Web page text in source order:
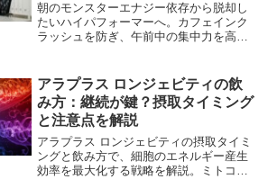
朝のモンスターエナジー依存から脱却し
たいハイパフォーマーへ。カフェインク
ラッシュを防ぎ、午前中の集中力を高め
アラプラス ロンジェビティの飲
み方：継続が鍵？摂取タイミング
と注意点を解説
アラプラス ロンジェビティの摂取タイミ
ングと飲み方で、細胞のエネルギー産生
効率を最大化する戦略を解説。ミトコン